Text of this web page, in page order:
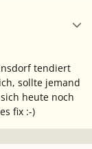
tendiert
sollte jemand
heute noch
fix :-)